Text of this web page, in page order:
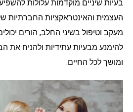
בעיות שיניים מוקדמות עלולות
העצמית והאינטראקציות החברתיות
מעקב וטיפול בשיני החלב, הורים
להימנע מבעיות עתידיות ולהניח את
ומושך לכל החיים.